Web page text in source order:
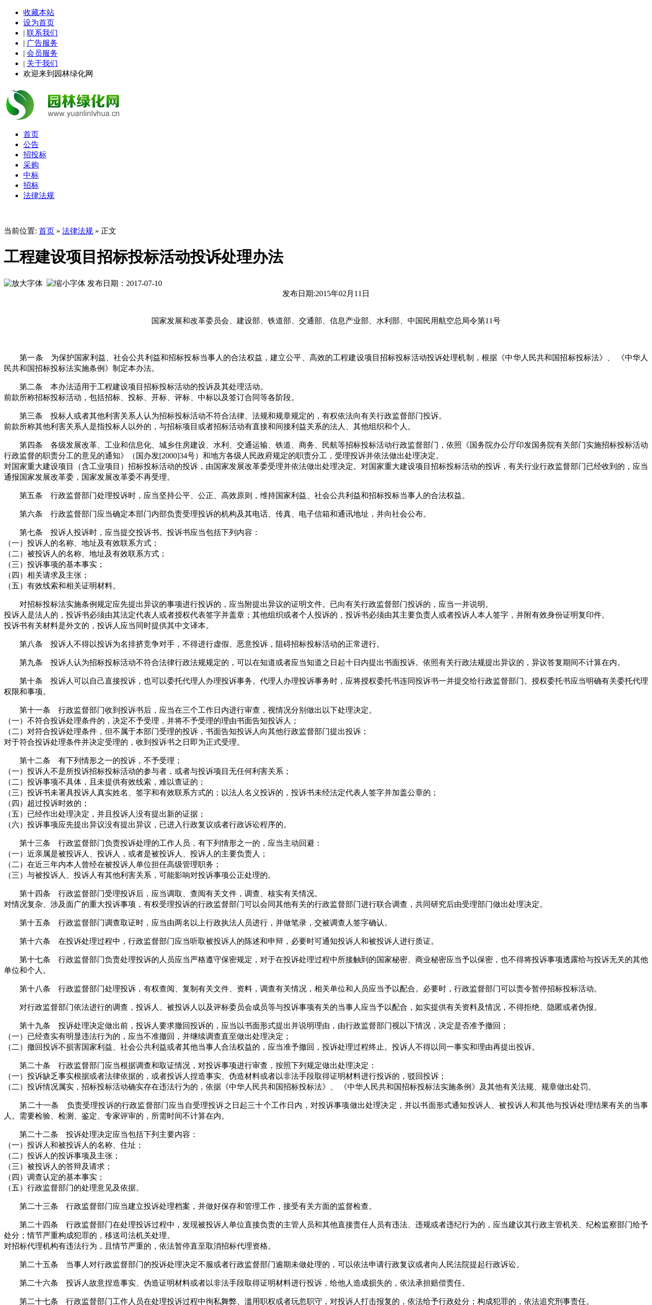
收藏本站
设为首页
| 联系我们
| 广告服务
| 会员服务
| 关于我们
欢迎来到园林绿化网
首页
公告
招投标
采购
中标
招标
法律法规
当前位置: 首页 » 法律法规 » 正文
工程建设项目招标投标活动投诉处理办法
发布日期：2017-07-10
发布日期:2015年02月11日
国家发展和改革委员会、建设部、铁道部、交通部、信息产业部、水利部、中国民用航空总局令第11号
第一条 为保护国家利益、社会公共利益和招标投标当事人的合法权益，建立公平、高效的工程建设项目招标投标活动投诉处理机制，根据《中华人民共和国招标投标法》、 《中华人
民共和国招标投标法实施条例》制定本办法。
第二条 本办法适用于工程建设项目招标投标活动的投诉及其处理活动。
前款所称招标投标活动，包括招标、投标、开标、评标、中标以及签订合同等各阶段。
第三条 投标人或者其他利害关系人认为招标投标活动不符合法律、法规和规章规定的，有权依法向有关行政监督部门投诉。
前款所称其他利害关系人是指投标人以外的，与招标项目或者招标活动有直接和间接利益关系的法人、其他组织和个人。
第四条 各级发展改革、工业和信息化、城乡住房建设、水利、交通运输、铁道、商务、民航等招标投标活动行政监督部门，依照《国务院办公厅印发国务院有关部门实施招标投标活动
行政监督的职责分工的意见的通知》（国办发[2000]34号）和地方各级人民政府规定的职责分工，受理投诉并依法做出处理决定。
对国家重大建设项目（含工业项目）招标投标活动的投诉，由国家发展改革委受理并依法做出处理决定。对国家重大建设项目招标投标活动的投诉，有关行业行政监督部门已经收到的，应当
通报国家发展改革委，国家发展改革委不再受理。
第五条 行政监督部门处理投诉时，应当坚持公平、公正、高效原则，维持国家利益、社会公共利益和招标投标当事人的合法权益。
第六条 行政监督部门应当确定本部门内部负责受理投诉的机构及其电话、传真、电子信箱和通讯地址，并向社会公布。
第七条 投诉人投诉时，应当提交投诉书。投诉书应当包括下列内容：
（一）投诉人的名称、地址及有效联系方式；
（二）被投诉人的名称、地址及有效联系方式；
（三）投诉事项的基本事实；
（四）相关请求及主张；
（五）有效线索和相关证明材料。
对招标投标法实施条例规定应先提出异议的事项进行投诉的，应当附提出异议的证明文件。已向有关行政监督部门投诉的，应当一并说明。
投诉人是法人的，投诉书必须由其法定代表人或者授权代表签字并盖章；其他组织或者个人投诉的，投诉书必须由其主要负责人或者投诉人本人签字，并附有效身份证明复印件。
投诉书有关材料是外文的，投诉人应当同时提供其中文译本。
第八条 投诉人不得以投诉为名排挤竞争对手，不得进行虚假、恶意投诉，阻碍招标投标活动的正常进行。
第九条 投诉人认为招标投标活动不符合法律行政法规规定的，可以在知道或者应当知道之日起十日内提出书面投诉。依照有关行政法规提出异议的，异议答复期间不计算在内。
第十条 投诉人可以自己直接投诉，也可以委托代理人办理投诉事务。代理人办理投诉事务时，应将授权委托书连同投诉书一并提交给行政监督部门。授权委托书应当明确有关委托代理
权限和事项。
第十一条 行政监督部门收到投诉书后，应当在三个工作日内进行审查，视情况分别做出以下处理决定。
（一）不符合投诉处理条件的，决定不予受理，并将不予受理的理由书面告知投诉人；
（二）对符合投诉处理条件，但不属于本部门受理的投诉，书面告知投诉人向其他行政监督部门提出投诉；
对于符合投诉处理条件并决定受理的，收到投诉书之日即为正式受理。
第十二条 有下列情形之一的投诉，不予受理；
（一）投诉人不是所投诉招标投标活动的参与者，或者与投诉项目无任何利害关系；
（二）投诉事项不具体，且未提供有效线索，难以查证的；
（三）投诉书未署具投诉人真实姓名、签字和有效联系方式的；以法人名义投诉的，投诉书未经法定代表人签字并加盖公章的；
（四）超过投诉时效的；
（五）已经作出处理决定，并且投诉人没有提出新的证据；
（六）投诉事项应先提出异议没有提出异议，已进入行政复议或者行政诉讼程序的。
第十三条 行政监督部门负责投诉处理的工作人员，有下列情形之一的，应当主动回避：
（一）近亲属是被投诉人、投诉人，或者是被投诉人、投诉人的主要负责人；
（二）在近三年内本人曾经在被投诉人单位担任高级管理职务；
（三）与被投诉人、投诉人有其他利害关系，可能影响对投诉事项公正处理的。
第十四条 行政监督部门受理投诉后，应当调取、查阅有关文件，调查、核实有关情况。
对情况复杂、涉及面广的重大投诉事项，有权受理投诉的行政监督部门可以会同其他有关的行政监督部门进行联合调查，共同研究后由受理部门做出处理决定。
第十五条 行政监督部门调查取证时，应当由两名以上行政执法人员进行，并做笔录，交被调查人签字确认。
第十六条 在投诉处理过程中，行政监督部门应当听取被投诉人的陈述和申辩，必要时可通知投诉人和被投诉人进行质证。
第十七条 行政监督部门负责处理投诉的人员应当严格遵守保密规定，对于在投诉处理过程中所接触到的国家秘密、商业秘密应当予以保密，也不得将投诉事项透露给与投诉无关的其他
单位和个人。
第十八条 行政监督部门处理投诉，有权查阅、复制有关文件、资料，调查有关情况，相关单位和人员应当予以配合。必要时，行政监督部门可以责令暂停招标投标活动。
对行政监督部门依法进行的调查，投诉人、被投诉人以及评标委员会成员等与投诉事项有关的当事人应当予以配合，如实提供有关资料及情况，不得拒绝、隐匿或者伪报。
第十九条 投诉处理决定做出前，投诉人要求撤回投诉的，应当以书面形式提出并说明理由，由行政监督部门视以下情况，决定是否准予撤回；
（一）已经查实有明显违法行为的，应当不准撤回，并继续调查直至做出处理决定；
（二）撤回投诉不损害国家利益、社会公共利益或者其他当事人合法权益的，应当准予撤回，投诉处理过程终止。投诉人不得以同一事实和理由再提出投诉。
第二十条 行政监督部门应当根据调查和取证情况，对投诉事项进行审查，按照下列规定做出处理决定：
（一）投诉缺乏事实根据或者法律依据的，或者投诉人捏造事实、伪造材料或者以非法手段取得证明材料进行投诉的，驳回投诉；
（二）投诉情况属实，招标投标活动确实存在违法行为的，依据《中华人民共和国招标投标法》、 《中华人民共和国招标投标法实施条例》及其他有关法规、规章做出处罚。
第二十一条 负责受理投诉的行政监督部门应当自受理投诉之日起三十个工作日内，对投诉事项做出处理决定，并以书面形式通知投诉人、被投诉人和其他与投诉处理结果有关的当事
人。需要检验、检测、鉴定、专家评审的，所需时间不计算在内。
第二十二条 投诉处理决定应当包括下列主要内容：
（一）投诉人和被投诉人的名称、住址；
（二）投诉人的投诉事项及主张；
（三）被投诉人的答辩及请求；
（四）调查认定的基本事实；
（五）行政监督部门的处理意见及依据。
第二十三条 行政监督部门应当建立投诉处理档案，并做好保存和管理工作，接受有关方面的监督检查。
第二十四条 行政监督部门在处理投诉过程中，发现被投诉人单位直接负责的主管人员和其他直接责任人员有违法、违规或者违纪行为的，应当建议其行政主管机关、纪检监察部门给予
处分；情节严重构成犯罪的，移送司法机关处理。
对招标代理机构有违法行为，且情节严重的，依法暂停直至取消招标代理资格。
第二十五条 当事人对行政监督部门的投诉处理决定不服或者行政监督部门逾期未做处理的，可以依法申请行政复议或者向人民法院提起行政诉讼。
第二十六条 投诉人故意捏造事实、伪造证明材料或者以非法手段取得证明材料进行投诉，给他人造成损失的，依法承担赔偿责任。
第二十七条 行政监督部门工作人员在处理投诉过程中徇私舞弊、滥用职权或者玩忽职守，对投诉人打击报复的，依法给予行政处分；构成犯罪的，依法追究刑事责任。